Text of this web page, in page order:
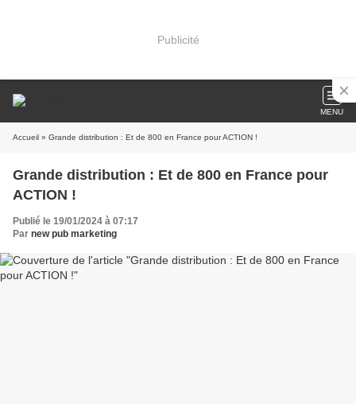
Publicité
MENU
Accueil » Grande distribution : Et de 800 en France pour ACTION !
Grande distribution : Et de 800 en France pour
ACTION !
Publié le 19/01/2024 à 07:17
Par new pub marketing